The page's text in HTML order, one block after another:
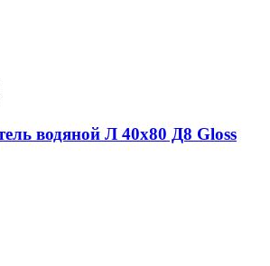
водяной Л 40х80 Д8 Gloss